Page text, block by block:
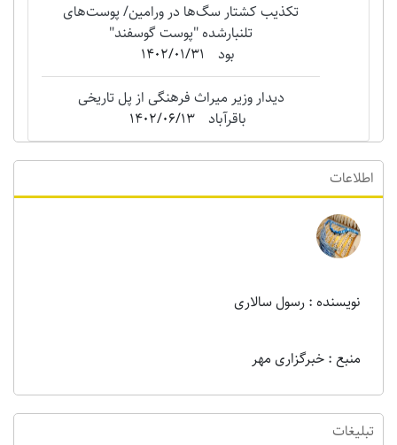
تکذیب کشتار سگ‌ها در ورامین/ پوست‌های
تلنبارشده "‌پوست گوسفند"
بود
1402/01/31
دیدار وزیر میراث فرهنگی از پل تاریخی
باقرآباد
1402/06/13
اطلاعات
نویسنده : رسول سالاری
منبع : خبرگزاری مهر
تبلیغات